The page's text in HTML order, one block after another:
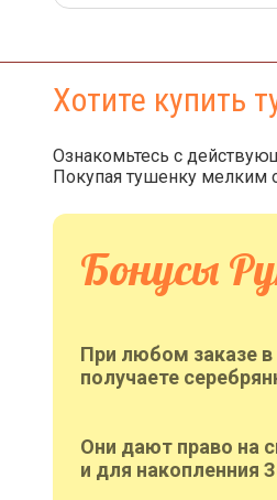
Хотите купить
Ознакомьтесь с
Покупая тушенку мелким
Бонусы
При любом заказе в
получаете
Они дают право на
и для накопленния